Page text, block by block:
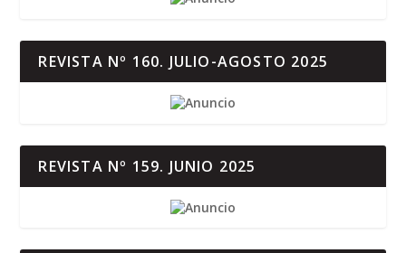
REVISTA Nº 160. JULIO-AGOSTO 2025
REVISTA Nº 159. JUNIO 2025